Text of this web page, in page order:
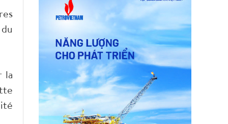
la